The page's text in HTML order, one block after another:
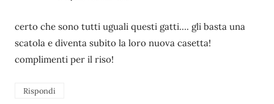
certo che sono tutti uguali questi gatti…. gli basta una
scatola e diventa subito la loro nuova casetta!
complimenti per il riso!
Rispondi